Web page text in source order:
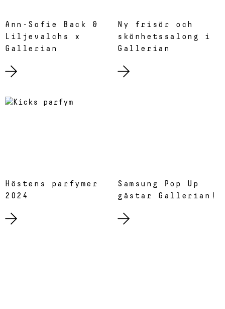
Ann-Sofie Back &
Liljevalchs x
Gallerian
Ny frisör och
skönhetssalong i
Gallerian
Höstens parfymer
2024
Samsung Pop Up
gästar Gallerian!